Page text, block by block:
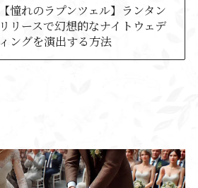
【憧れのラプンツェル】ランタン
リリースで幻想的なナイトウェデ
ィングを演出する方法